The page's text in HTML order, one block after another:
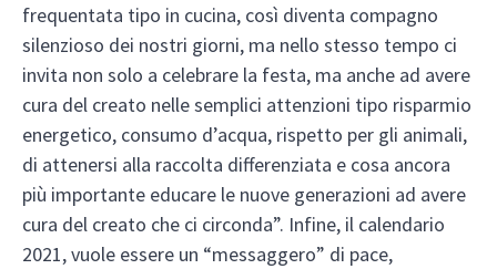
frequentata tipo in cucina, così diventa compagno
silenzioso dei nostri giorni, ma nello stesso tempo ci
invita non solo a celebrare la festa, ma anche ad avere
cura del creato nelle semplici attenzioni tipo risparmio
energetico, consumo d’acqua, rispetto per gli animali,
di attenersi alla raccolta differenziata e cosa ancora
più importante educare le nuove generazioni ad avere
cura del creato che ci circonda”. Infine, il calendario
2021, vuole essere un “messaggero” di pace,